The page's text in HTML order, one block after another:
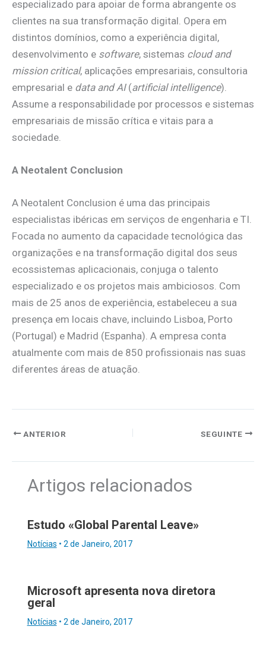
especializado para apoiar de forma abrangente os
clientes na sua transformação digital. Opera em
distintos domínios, como a experiência digital,
desenvolvimento e software, sistemas cloud and
mission critical, aplicações empresariais, consultoria
empresarial e data and AI (artificial intelligence).
Assume a responsabilidade por processos e sistemas
empresariais de missão crítica e vitais para a
sociedade.
A Neotalent Conclusion
A Neotalent Conclusion é uma das principais
especialistas ibéricas em serviços de engenharia e TI.
Focada no aumento da capacidade tecnológica das
organizações e na transformação digital dos seus
ecossistemas aplicacionais, conjuga o talento
especializado e os projetos mais ambiciosos. Com
mais de 25 anos de experiência, estabeleceu a sua
presença em locais chave, incluindo Lisboa, Porto
(Portugal) e Madrid (Espanha). A empresa conta
atualmente com mais de 850 profissionais nas suas
diferentes áreas de atuação.
ANTERIOR SEGUINTE
Artigos relacionados
Estudo «Global Parental Leave»
Notícias • 2 de Janeiro, 2017
Microsoft apresenta nova diretora
geral
Notícias • 2 de Janeiro, 2017